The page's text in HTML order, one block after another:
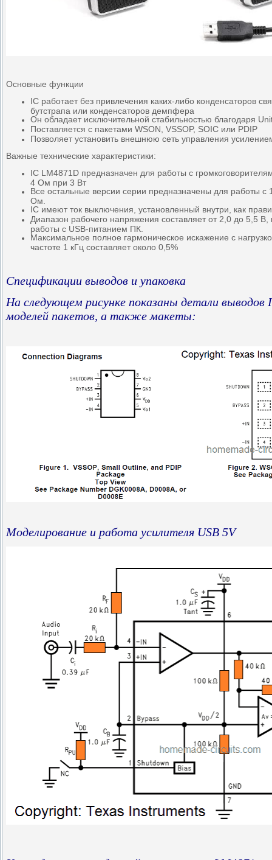
Основные функции
IC работает без привлечения каких-либо конденсаторов
бутстрапа или конденсаторов демпфера
Он обладает исключительной стабильностью благодаря
Поставляется с пакетами WSON, VSSOP, SOIC или PDIP
Позволяет установить внешнюю сеть управления
Важные технические характеристики:
IC LM4871D предназначен для работы с
4 Ом при 3 Вт
Все остальные версии серии предназначены для работы с
Ом.
IC имеют ток выключения, установленный внутри, как
Диапазон рабочего напряжения составляет от 2,0 до 5,5
работы с USB-питанием ПК.
Максимальное полное гармоническое искажение с
частоте 1 кГц составляет около 0,5%
Спецификации выводов и упаковка
На следующем рисунке показаны детали выводов
моделей пакетов, а также макеты:
Моделирование и работа усилителя USB 5V